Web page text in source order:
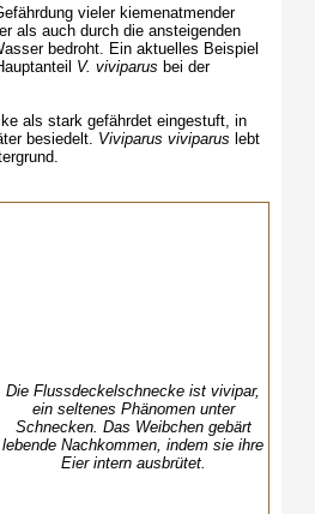
vieler kiemenatmender
als auch durch die ansteigenden
bedroht. Ein aktuelles Beispiel
V. viviparus bei der
als stark gefährdet eingestuft, in
besiedelt. Viviparus viviparus lebt
Die Flussdeckelschnecke ist vivipar,
ein seltenes Phänomen unter
Schnecken. Das Weibchen gebärt
lebende Nachkommen, indem sie ihre
Eier intern ausbrütet.